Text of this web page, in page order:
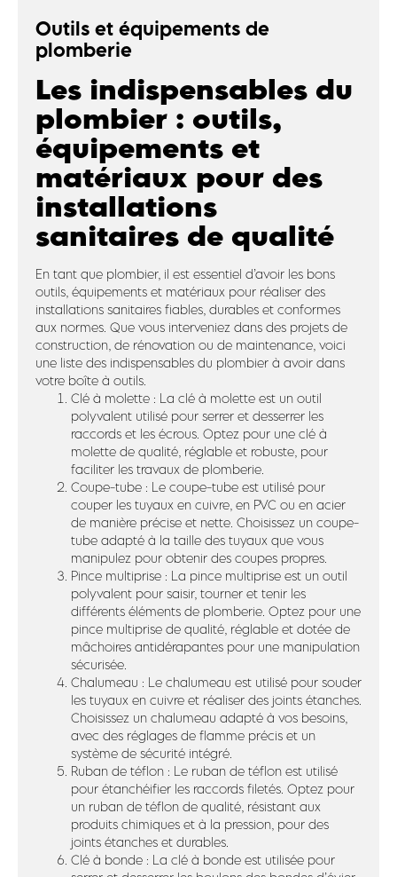
Outils et équipements de
plomberie
Les indispensables du
plombier : outils,
équipements et
matériaux pour des
installations
sanitaires de qualité
En tant que plombier, il est essentiel d’avoir les bons
outils, équipements et matériaux pour réaliser des
installations sanitaires fiables, durables et conformes
aux normes. Que vous interveniez dans des projets de
construction, de rénovation ou de maintenance, voici
une liste des indispensables du plombier à avoir dans
votre boîte à outils.
Clé à molette : La clé à molette est un outil
polyvalent utilisé pour serrer et desserrer les
raccords et les écrous. Optez pour une clé à
molette de qualité, réglable et robuste, pour
faciliter les travaux de plomberie.
Coupe-tube : Le coupe-tube est utilisé pour
couper les tuyaux en cuivre, en PVC ou en acier
de manière précise et nette. Choisissez un coupe-
tube adapté à la taille des tuyaux que vous
manipulez pour obtenir des coupes propres.
Pince multiprise : La pince multiprise est un outil
polyvalent pour saisir, tourner et tenir les
différents éléments de plomberie. Optez pour une
pince multiprise de qualité, réglable et dotée de
mâchoires antidérapantes pour une manipulation
sécurisée.
Chalumeau : Le chalumeau est utilisé pour souder
les tuyaux en cuivre et réaliser des joints étanches.
Choisissez un chalumeau adapté à vos besoins,
avec des réglages de flamme précis et un
système de sécurité intégré.
Ruban de téflon : Le ruban de téflon est utilisé
pour étanchéifier les raccords filetés. Optez pour
un ruban de téflon de qualité, résistant aux
produits chimiques et à la pression, pour des
joints étanches et durables.
Clé à bonde : La clé à bonde est utilisée pour